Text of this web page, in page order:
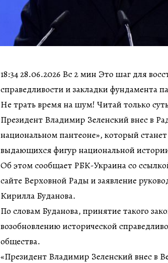
18:34 28.06.2026 Вс 2 мин Это шаг для
справедливости и закладки фундамента
Не трать время на шум! Читай только
Президент Владимир Зеленский внес в
национальном пантеоне», который
выдающихся фигур национальной
Об этом сообщает РБК-Украина со
сайте Верховной Рады и заявление
Кирилла Буданова.
По словам Буданова, принятие такого
возобновлению исторической
общества.
«Президент Владимир Зеленский внес в